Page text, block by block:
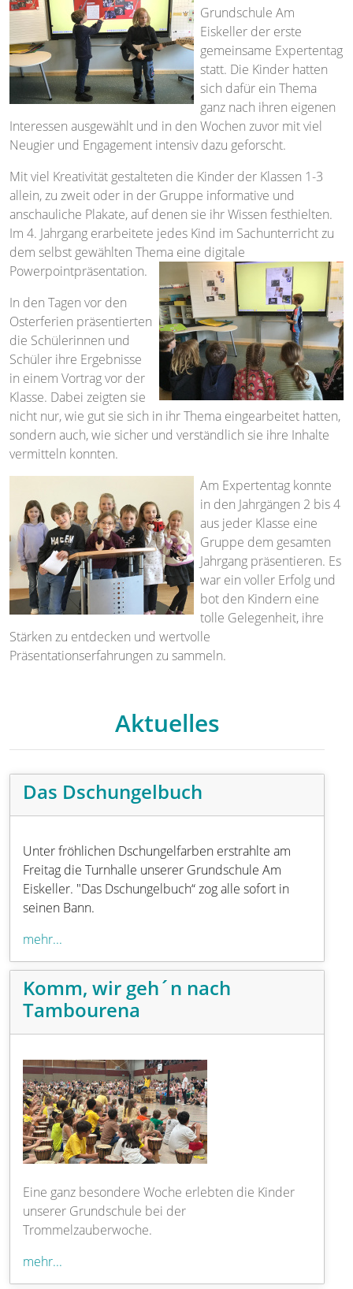
Grundschule Am
Eiskeller der erste
gemeinsame Expertentag
statt. Die Kinder hatten
sich dafür ein Thema
ganz nach ihren eigenen
Interessen ausgewählt und in den Wochen zuvor mit viel
Neugier und Engagement intensiv dazu geforscht.
Mit viel Kreativität gestalteten die Kinder der Klassen 1-3
allein, zu zweit oder in der Gruppe informative und
anschauliche Plakate, auf denen sie ihr Wissen festhielten.
Im 4. Jahrgang erarbeitete jedes Kind im Sachunterricht zu
dem selbst gewählten Thema eine digitale
Powerpointpräsentation.
In den Tagen vor den
Osterferien präsentierten
die Schülerinnen und
Schüler ihre Ergebnisse
in einem Vortrag vor der
Klasse. Dabei zeigten sie
nicht nur, wie gut sie sich in ihr Thema eingearbeitet hatten,
sondern auch, wie sicher und verständlich sie ihre Inhalte
vermitteln konnten.
Am Expertentag konnte
in den Jahrgängen 2 bis 4
aus jeder Klasse eine
Gruppe dem gesamten
Jahrgang präsentieren. Es
war ein voller Erfolg und
bot den Kindern eine
tolle Gelegenheit, ihre
Stärken zu entdecken und wertvolle
Präsentationserfahrungen zu sammeln.
Aktuelles
Das Dschungelbuch
Unter fröhlichen Dschungelfarben erstrahlte am
Freitag die Turnhalle unserer Grundschule Am
Eiskeller. "Das Dschungelbuch“ zog alle sofort in
seinen Bann.
mehr...
Komm, wir geh´n nach
Tambourena
Eine ganz besondere Woche erlebten die Kinder
unserer Grundschule bei der
Trommelzauberwoche.
mehr...